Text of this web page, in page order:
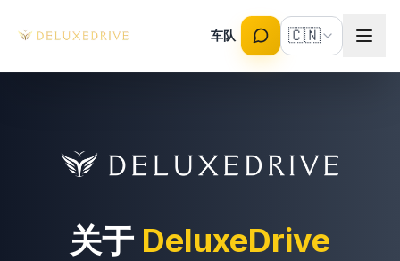
车队 🇨🇳
关于 DeluxeDrive